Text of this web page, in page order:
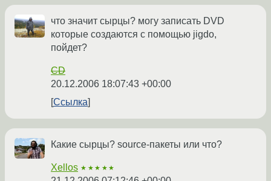
что значит сырцы? могу записать DVD
которые создаются с помощью jigdo,
пойдет?
CD
20.12.2006 18:07:43 +00:00
Ссылка
Какие сырцы? source-пакеты или что?
Xellos ★★★★★